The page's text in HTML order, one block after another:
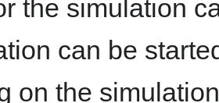
the simulation
can be
on the